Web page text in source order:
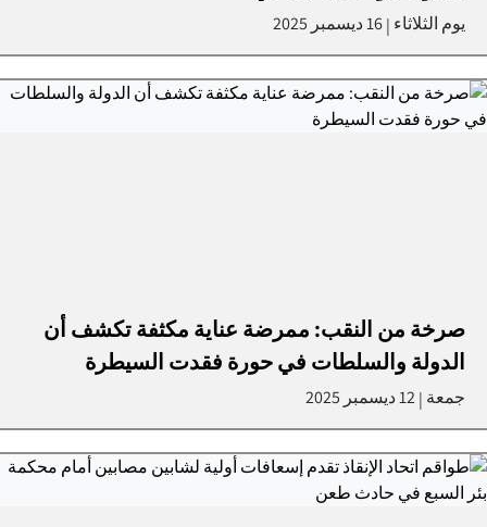
يوم الثلاثاء |16 ديسمبر 2025
صرخة من النقب: ممرضة عناية مكثفة تكشف أن
الدولة والسلطات في حورة فقدت السيطرة
جمعة |12 ديسمبر 2025